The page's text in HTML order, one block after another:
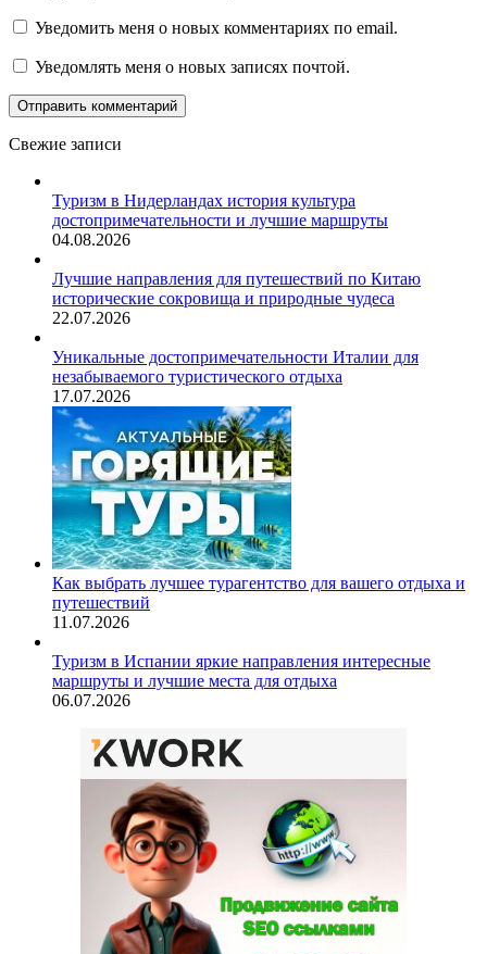
Уведомить меня о новых комментариях по email.
Уведомлять меня о новых записях почтой.
Свежие записи
Туризм в Нидерландах история культура
достопримечательности и лучшие маршруты
04.08.2026
Лучшие направления для путешествий по Китаю
исторические сокровища и природные чудеса
22.07.2026
Уникальные достопримечательности Италии для
незабываемого туристического отдыха
17.07.2026
Как выбрать лучшее турагентство для вашего отдыха и
путешествий
11.07.2026
Туризм в Испании яркие направления интересные
маршруты и лучшие места для отдыха
06.07.2026